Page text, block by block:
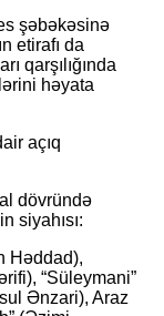
şəbəkəsinə
etirafı da
qarşılığında
həyata
açıq
dövründə
siyahısı:
Həddad),
“Süleymani”
Ənzari), Araz